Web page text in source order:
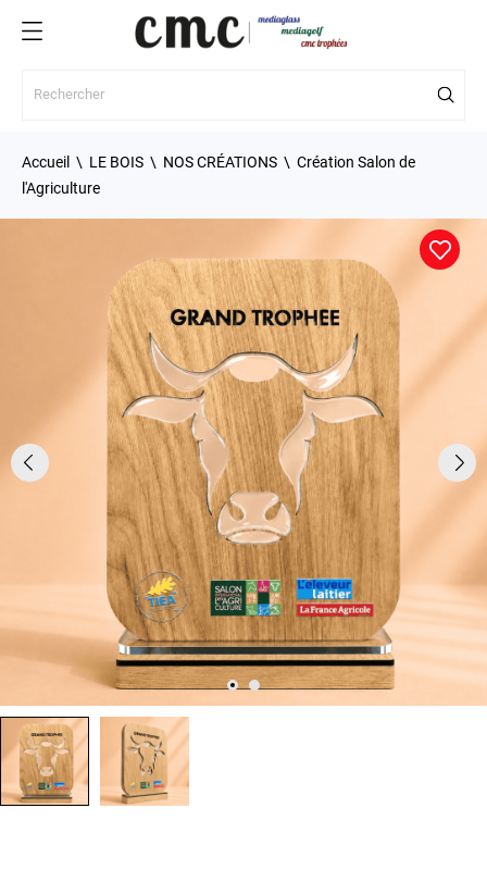
Accueil LE BOIS NOS CRÉATIONS
Création Salon de
l'Agriculture